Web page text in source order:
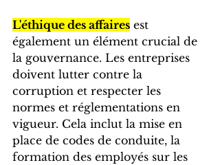
L'éthique des affaires est
également un élément crucial de
la gouvernance. Les entreprises
doivent lutter contre la
corruption et respecter les
normes et réglementations en
vigueur. Cela inclut la mise en
place de codes de conduite, la
formation des employés sur les